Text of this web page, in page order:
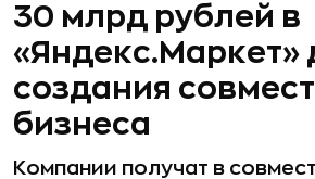
30 млрд рублей в
«Яндекс.Маркет»
создания
бизнеса
Компании получат в